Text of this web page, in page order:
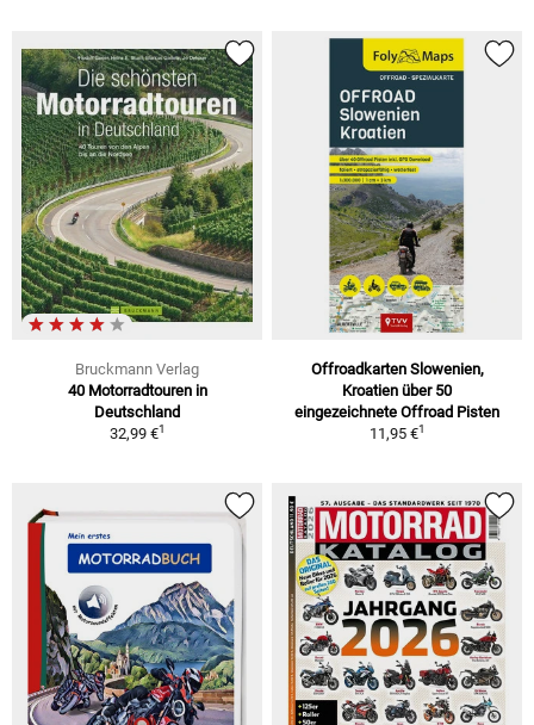
Bruckmann Verlag
40 Motorradtouren in
Deutschland
32,99 €1
Offroadkarten Slowenien,
Kroatien über 50
eingezeichnete Offroad Pisten
11,95 €1